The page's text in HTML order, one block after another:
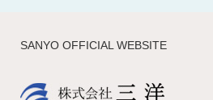
SANYO OFFICIAL WEBSITE